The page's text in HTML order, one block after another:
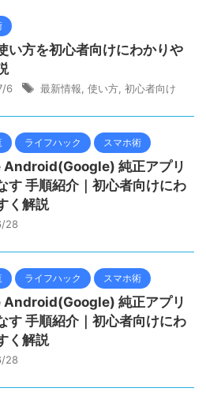
い方を初心者向けにわかりや
6 最新情報 使い方 初心者向け
ライフハック スマホ術
Android(Google) 純正アプリ
す 手順紹介｜初心者向けにわ
く解説
28
ライフハック スマホ術
Android(Google) 純正アプリ
す 手順紹介｜初心者向けにわ
く解説
28